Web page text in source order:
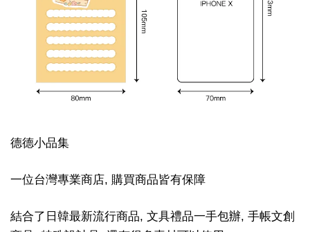
德德小品集
一位台灣專業商店, 購買商品皆有保障
結合了日韓最新流行商品, 文具禮品一手包辦, 手帳文創